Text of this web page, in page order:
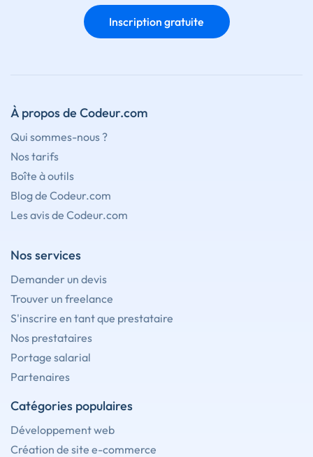
Inscription gratuite
À propos de Codeur.com
Qui sommes-nous ?
Nos tarifs
Boîte à outils
Blog de Codeur.com
Les avis de Codeur.com
Nos services
Demander un devis
Trouver un freelance
S'inscrire en tant que prestataire
Nos prestataires
Portage salarial
Partenaires
Catégories populaires
Développement web
Création de site e-commerce